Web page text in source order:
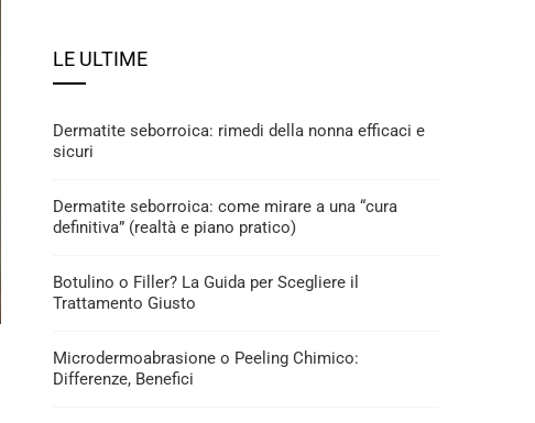
LE ULTIME
Dermatite seborroica: rimedi della nonna efficaci e
sicuri
Dermatite seborroica: come mirare a una “cura
definitiva” (realtà e piano pratico)
Botulino o Filler? La Guida per Scegliere il
Trattamento Giusto
Microdermoabrasione o Peeling Chimico:
Differenze, Benefici